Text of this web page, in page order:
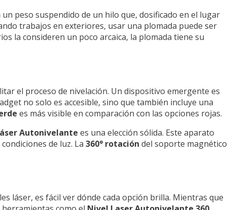
peso suspendido de un hilo que, dosificado en el lugar
trabajos en exteriores, usar una plomada puede ser
la consideren un poco arcaica, la plomada tiene su
el proceso de nivelación. Un dispositivo emergente es
no solo es accesible, sino que también incluye una
es más visible en comparación con las opciones rojas.
Autonivelante es una elección sólida. Este aparato
de luz. La 360° rotación del soporte magnético
láser, es fácil ver dónde cada opción brilla. Mientras que